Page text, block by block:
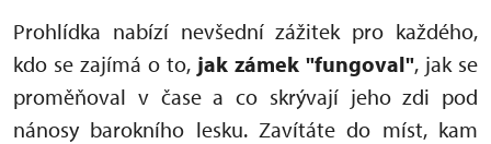
Prohlídka nabízí nevšední zážitek pro každého,
kdo se zajímá o to, jak zámek "fungoval", jak se
proměňoval v čase a co skrývají jeho zdi pod
nánosy barokního lesku. Zavítáte do míst, kam